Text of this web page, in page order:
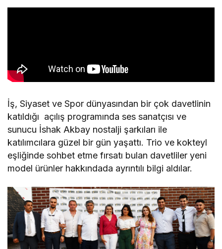
İş, Siyaset ve Spor dünyasından bir çok davetlinin
katıldığı açılış programında ses sanatçısı ve
sunucu İshak Akbay nostalji şarkıları ile
katılımcılara güzel bir gün yaşattı. Trio ve kokteyl
eşliğinde sohbet etme fırsatı bulan davetliler yeni
model ürünler hakkındada ayrıntılı bilgi aldılar.